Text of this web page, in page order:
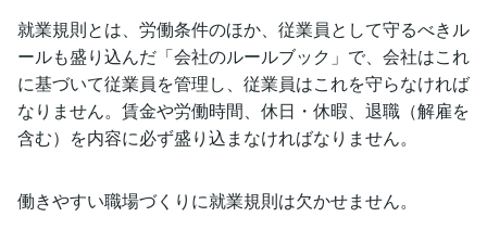
就業規則とは、労働条件のほか、従業員として守るべきル
ールも盛り込んだ「会社のルールブック」で、会社はこれ
に基づいて従業員を管理し、従業員はこれを守らなければ
なりません。賃金や労働時間、休日・休暇、退職（解雇を
含む）を内容に必ず盛り込まなければなりません。
働きやすい職場づくりに就業規則は欠かせません。